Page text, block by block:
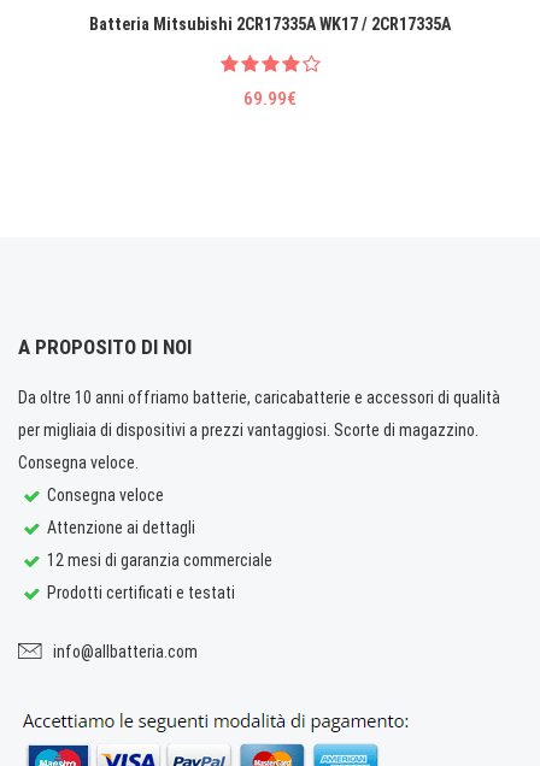
Batteria Mitsubishi 2CR17335A WK17 / 2CR17335A
69.99€
A PROPOSITO DI NOI
Da oltre 10 anni offriamo batterie, caricabatterie e accessori di qualità
per migliaia di dispositivi a prezzi vantaggiosi. Scorte di magazzino.
Consegna veloce.
Consegna veloce
Attenzione ai dettagli
12 mesi di garanzia commerciale
Prodotti certificati e testati
info@allbatteria.com